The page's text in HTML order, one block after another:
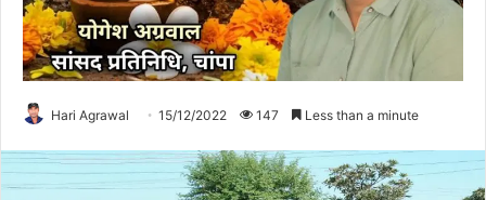
Hari Agrawal 15/12/2022 147 Less than a minute